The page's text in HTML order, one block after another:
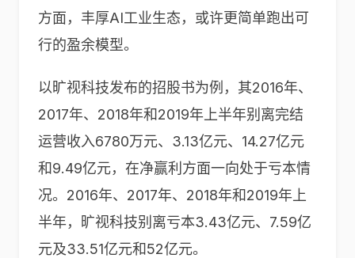
方面，丰厚AI工业生态，或许更简单跑出可
行的盈余模型。
以旷视科技发布的招股书为例，其2016年、
2017年、2018年和2019年上半年别离完结
运营收入6780万元、3.13亿元、14.27亿元
和9.49亿元，在净赢利方面一向处于亏本情
况。2016年、2017年、2018年和2019年上
半年，旷视科技别离亏本3.43亿元、7.59亿
元及33.51亿元和52亿元。